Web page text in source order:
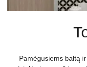
Pamėgusiems baltą